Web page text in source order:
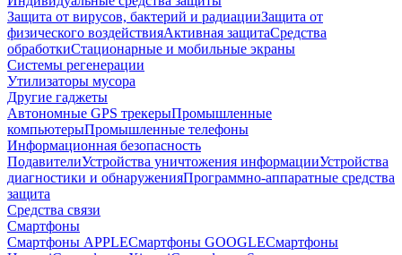
Защита от вирусов, бактерий и радиацииЗащита от
физического воздействияАктивная защитаСредства
обработкиСтационарные и мобильные экраны
Системы регенерации
Утилизаторы мусора
Другие гаджеты
Автономные GPS трекерыПромышленные
компьютерыПромышленные телефоны
Информационная безопасность
ПодавителиУстройства уничтожения информацииУстройства
диагностики и обнаруженияПрограммно-аппаратные средства
защита
Средства связи
Смартфоны
Смартфоны APPLEСмартфоны GOOGLEСмартфоны